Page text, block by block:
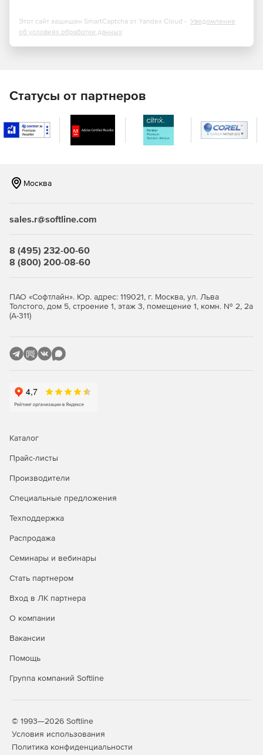
точке с указанием радиуса (например, «все пиццерии
в радиусе 3 км от центра города») либо в пределах
ранжирование учитывает популярность, актуальность
данных и поведение пользователей.
Пагинация и лимиты выдачи: API поддерживает
работы, рейтинг, количество отзывов, фотографии,
сервисами экосистемы Яндекс Карт.
который возвращает короткие варианты названий и
адресов по мере набора текста – это снижает
Поддержка цепочек запросов: удобно комбинировать
поиск по тексту, фильтрацию по категориям и
отделом»).
организациям»
Сервисы доставки и агрегаторы: подбор ближайших
(«открыто сейчас», «есть самовывоз»), отображение
интереса по маршруту, рекомендации «по пути»,
подсказки при вводе адреса.
филиалов в городе клиента, подбор ближайшей точки
и подрядчиков.
с объектом (школы, детские сады, ТЦ, фитнес‑клубы)
категориям, сегментация аудитории по доступности
Мобильные приложения и чат‑боты: быстрый поиск
Этот сайт защищен SmartCaptcha от Yandex Cloud - Уведомление
об условиях обработки данных
Статусы от партнеров
Москва
sales.r@softline.com
8 (495) 232-00-60
8 (800) 200-08-60
ПАО «Софтлайн». Юр. адрес: 119021, г. Москва, ул. Льва
Толстого, дом 5, строение 1, этаж 3, помещение 1, комн. № 2, 2а
(А-311)
Каталог
Прайс-листы
Производители
Специальные предложения
Техподдержка
Распродажа
Семинары и вебинары
Стать партнером
Вход в ЛК партнера
О компании
Вакансии
Помощь
Группа компаний Softline
© 1993—2026 Softline
Условия использования
Политика конфиденциальности